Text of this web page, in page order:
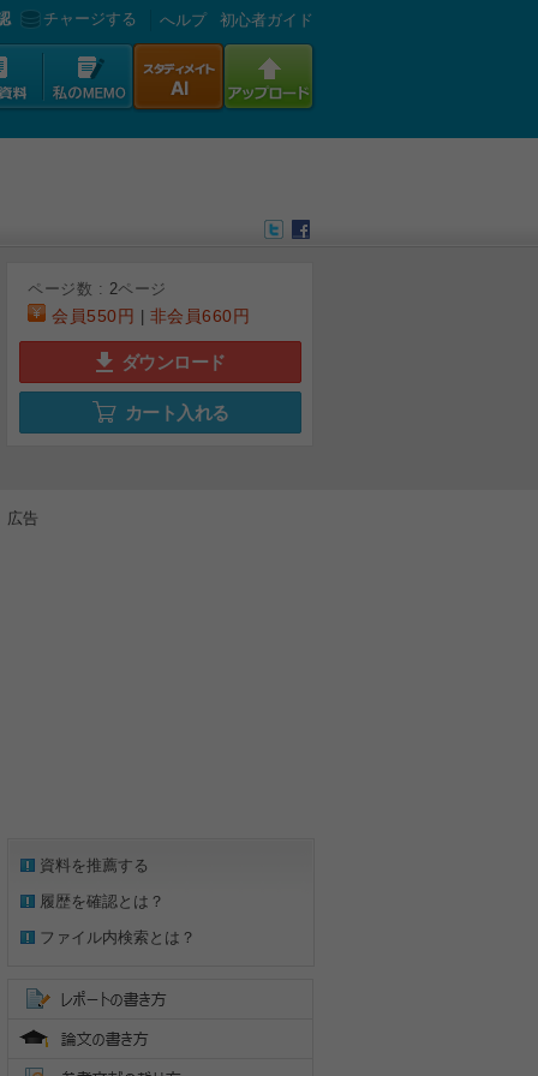
チャージする へルプ 初心者ガイド
ページ数 : 2ページ
会員550円 非会員660円
ダウンロード
カート入れる
広告
資料を推薦する
履歴を確認とは？
ファイル内検索とは？